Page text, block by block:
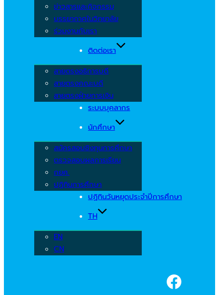
ข่าวสารและกิจกรรม
บรรยากาศในวิทยาลัย
ร่วมงานกับเรา
ติดต่อเรา
สายตรงอธิการบดี
สายตรงคณะบดี
สายตรงฝ่ายการเงิน
ระบบบุคลากร
นักศึกษา
สมัครสอบชิงทุนการศึกษา
ตรวจสอบผลการเรียน
กยศ.
ปฏิทินการศึกษา
ปฏิทินวันหยุดประจำปีการศึกษา
TH
EN
CN